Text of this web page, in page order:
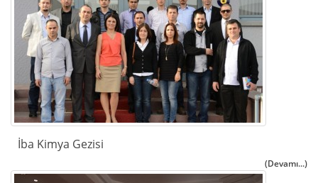
İba Kimya Gezisi
(Devamı...)